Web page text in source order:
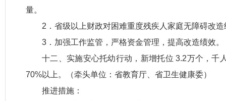
量。
2．省级以上财政对困难重度残疾人家庭无障碍改
3．加强工作监管，严格资金管理，提高改造绩效。
十二、实施安心托幼行动，新增托位 3.2万个，
70%以上。（牵头单位：省教育厅、省卫生健康委）
推进措施：